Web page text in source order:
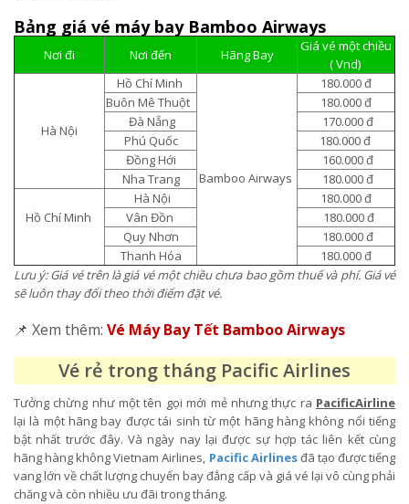
Bảng giá vé máy bay Bamboo Airways
Nơi đi Nơi đến Hãng Bay
Giá vé một chiều
( Vnd)
Hà Nội
Hồ Chí Minh
Bamboo Airways
180.000 đ
Buôn Mê Thuột
180.000 đ
Đà Nẵng
170.000 đ
Phú Quốc
180.000 đ
Đồng Hới
160.000 đ
Nha Trang
180.000 đ
Hồ Chí Minh
Hà Nội
180.000 đ
Vân Đồn
180.000 đ
Quy Nhơn
180.000 đ
Thanh Hóa
180.000 đ
Lưu ý: Giá vé trên là giá vé một chiều chưa bao gồm thuế và phí. Giá vé
sẽ luôn thay đổi theo thời điểm đặt vé.
📌 Xem thêm: Vé Máy Bay Tết Bamboo Airways
Vé rẻ trong tháng Pacific Airlines
Tưởng chừng như một tên gọi mới mẻ nhưng thực ra PacificAirline
lại là một hãng bay được tái sinh từ một hãng hàng không nổi tiếng
bật nhất trước đây. Và ngày nay lại được sự hợp tác liên kết cùng
hãng hàng không Vietnam Airlines, Pacific Airlinesđã tạo được tiếng
vang lớn về chất lượng chuyến bay đẳng cấp và giá vé lại vô cùng phải
chăng và còn nhiều ưu đãi trong tháng.